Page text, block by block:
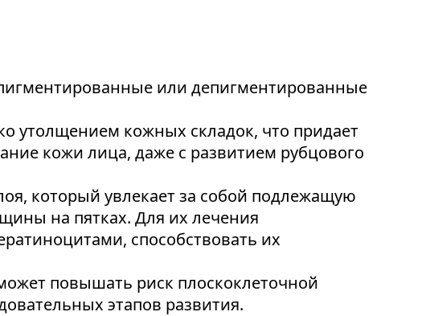
или депигментированные
утолщением кожных складок, что придает
кожи лица, даже с развитием рубцового
который увлекает за собой подлежащую
на пятках. Для их лечения
способствовать их
повышать риск плоскоклеточной
этапов развития.